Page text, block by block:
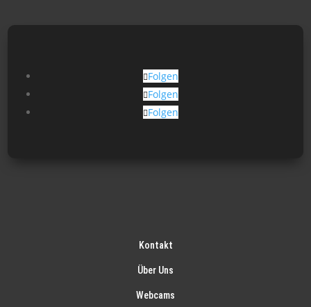
Folgen
Folgen
Folgen
Kontakt
Über Uns
Webcams